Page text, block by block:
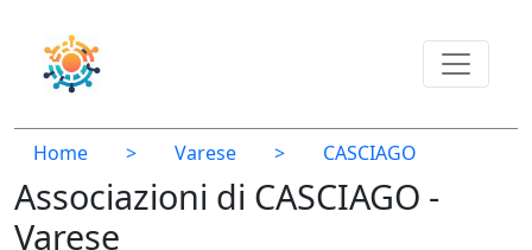
Home > Varese > CASCIAGO
Associazioni di CASCIAGO -
Varese